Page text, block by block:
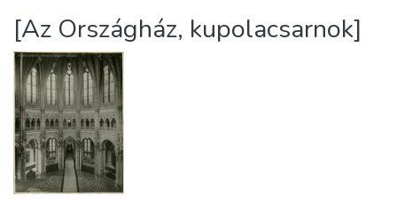
Statistics
About us
[Az Országház, kupolacsarnok]